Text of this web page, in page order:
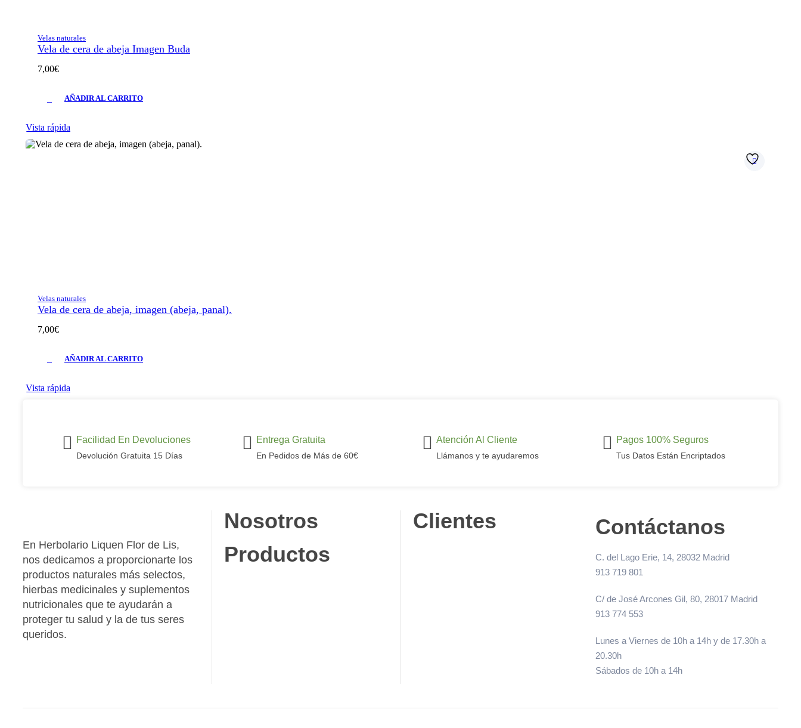
Velas naturales
Vela de cera de abeja Imagen Buda
7,00€
AÑADIR AL CARRITO
Vista rápida
Velas naturales
Vela de cera de abeja, imagen (abeja, panal).
7,00€
AÑADIR AL CARRITO
Vista rápida
Facilidad En Devoluciones
Devolución Gratuita 15 Días
Entrega Gratuita
En Pedidos de Más de 60€
Atención Al Cliente
Llámanos y te ayudaremos
Pagos 100% Seguros
Tus Datos Están Encriptados
En Herbolario Liquen Flor de Lis,
nos dedicamos a proporcionarte los
productos naturales más selectos,
hierbas medicinales y suplementos
nutricionales que te ayudarán a
proteger tu salud y la de tus seres
queridos.
Nosotros
Productos
Clientes Contáctanos
C. del Lago Erie, 14, 28032 Madrid
913 719 801
C/ de José Arcones Gil, 80, 28017 Madrid
913 774 553
Lunes a Viernes de 10h a 14h y de 17.30h a
20.30h
Sábados de 10h a 14h